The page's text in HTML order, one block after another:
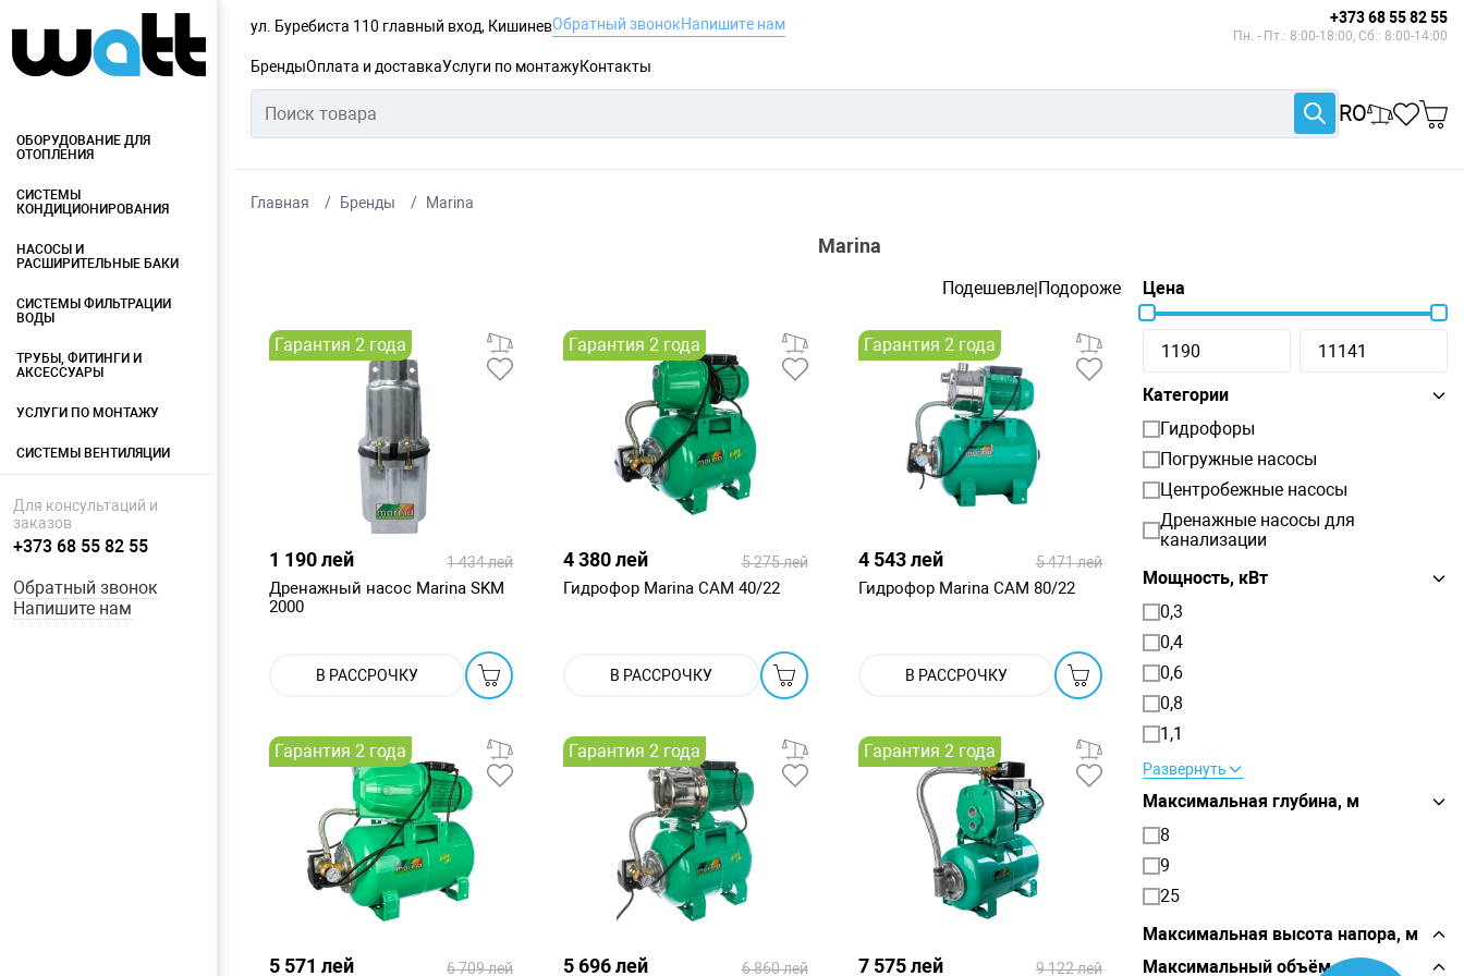
ул. Буребиста 110 главный вход, КишиневОбратный звонокНапишите нам +373 68 55 82 55
Пн. - Пт.: 8:00-18:00, Сб.: 8:00-14:00
БрендыОплата и доставкаУслуги по монтажуКонтакты
RO
ОБОРУДОВАНИЕ ДЛЯ
ОТОПЛЕНИЯ
СИСТЕМЫ
КОНДИЦИОНИРОВАНИЯ
НАСОСЫ И
РАСШИРИТЕЛЬНЫЕ БАКИ
СИСТЕМЫ ФИЛЬТРАЦИИ
ВОДЫ
ТРУБЫ, ФИТИНГИ И
АКСЕССУАРЫ
УСЛУГИ ПО МОНТАЖУ
СИСТЕМЫ ВЕНТИЛЯЦИИ
Для консультаций и
заказов
+373 68 55 82 55
Обратный звонок
Напишите нам
Главная Бренды Marina
Marina
Подешевле|Подороже
Гарантия 2 года
1 190 лей 1 434 лей
Дренажный насос Marina SKM
2000
В РАССРОЧКУ
Гарантия 2 года
4 380 лей 5 275 лей
Гидрофор Marina CAM 40/22
В РАССРОЧКУ
Гарантия 2 года
4 543 лей 5 471 лей
Гидрофор Marina CAM 80/22
В РАССРОЧКУ
Гарантия 2 года
5 571 лей 6 709 лей
Гарантия 2 года
5 696 лей 6 860 лей
Гарантия 2 года
7 575 лей 9 122 лей
Цена
Категории
Гидрофоры
Погружные насосы
Центробежные насосы
Дренажные насосы для
канализации
Мощность, кВт
0,3
0,4
0,6
0,8
1,1
Развернуть
Максимальная глубина, м
8
9
25
Максимальная высота напора, м
Максимальный объём, м³